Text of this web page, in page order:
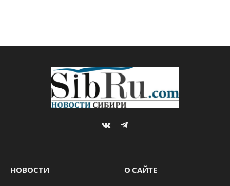
VKontakteTelegram
НОВОСТИ О САЙТЕ